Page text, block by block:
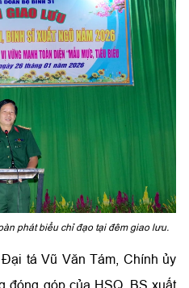
phát biểu chỉ đạo tại đêm giao lưu.
Đại tá Vũ Văn Tám, Chính ủy
đóng góp của HSQ, BS xuất